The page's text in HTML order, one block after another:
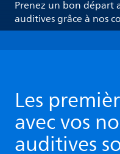
Prenez un bon départ
auditives grâce à nos
Les
avec vos
auditives